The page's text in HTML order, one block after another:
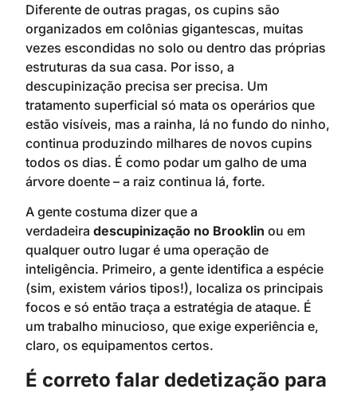
Diferente de outras pragas, os cupins são
organizados em colônias gigantescas, muitas
vezes escondidas no solo ou dentro das próprias
estruturas da sua casa. Por isso, a
descupinização precisa ser precisa. Um
tratamento superficial só mata os operários que
estão visíveis, mas a rainha, lá no fundo do ninho,
continua produzindo milhares de novos cupins
todos os dias. É como podar um galho de uma
árvore doente – a raiz continua lá, forte.
A gente costuma dizer que a
verdadeira descupinização no Brooklin ou em
qualquer outro lugar é uma operação de
inteligência. Primeiro, a gente identifica a espécie
(sim, existem vários tipos!), localiza os principais
focos e só então traça a estratégia de ataque. É
um trabalho minucioso, que exige experiência e,
claro, os equipamentos certos.
É correto falar dedetização para